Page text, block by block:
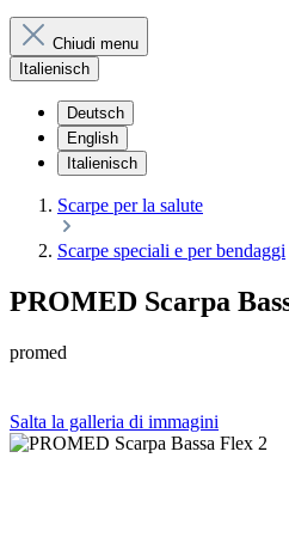
Chiudi menu
Italienisch
Deutsch
English
Italienisch
Scarpe per la salute
Scarpe speciali e per bendaggi
PROMED Scarpa
promed
Salta la galleria di immagini